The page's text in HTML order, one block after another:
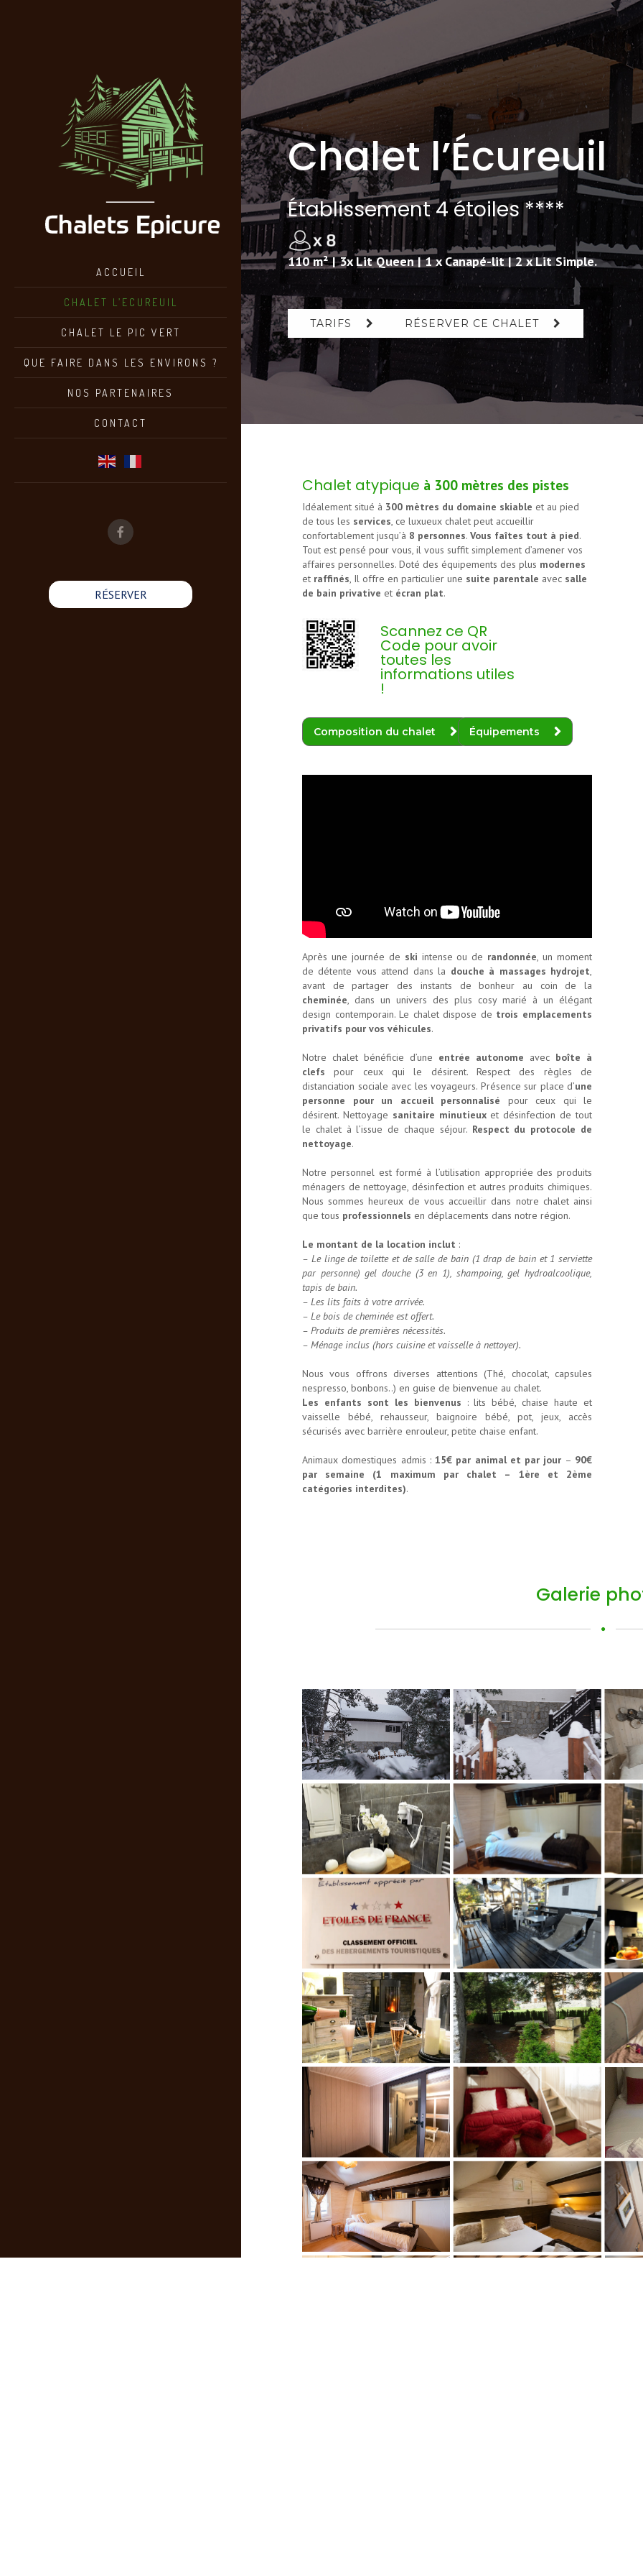
ACCUEIL
CHALET L’ECUREUIL
CHALET LE PIC VERT
QUE FAIRE DANS LES ENVIRONS ?
NOS PARTENAIRES
CONTACT
RÉSERVER
Chalet l’Écureuil
Établissement 4 étoiles ****
110 m² | 3x Lit Queen | 1 x Canapé-lit | 2 x Lit Simple.
TARIFS RÉSERVER CE CHALET
Chalet atypique à 300 mètres des pistes
Idéalement situé à 300 mètres du domaine skiable et au pied
de tous les services, ce luxueux chalet peut accueillir
confortablement jusqu’à 8 personnes. Vous faîtes tout à pied.
Tout est pensé pour vous, il vous suffit simplement d’amener vos
affaires personnelles. Doté des équipements des plus modernes
et raffinés, Il offre en particulier une suite parentale avec salle
de bain privative et écran plat.
Scannez ce QR
Code pour avoir
toutes les
informations utiles
!
Composition du chalet Équipements
Après une journée de ski intense ou de randonnée , un moment
de détente vous attend dans la douche à massages hydrojet
avant de partager des instants de bonheur au coin de la
cheminée , dans un univers des plus cosy marié à un élégant
design contemporain. Le chalet dispose de trois emplacements
privatifs pour vos véhicules.
Notre chalet bénéficie d’une entrée autonome avec boîte à
clefs pour ceux qui le désirent. Respect des règles de
distanciation sociale avec les voyageurs. Présence sur place d’une
personne pour un accueil personnalisé pour ceux qui le
désirent. Nettoyage sanitaire minutieuxet désinfection de tout
le chalet à l’issue de chaque séjour. Respect du protocole de
nettoyage.
Notre personnel est formé à l’utilisation appropriée des produits
ménagers de nettoyage, désinfection et autres produits chimiques.
Nous sommes heureux de vous accueillir dans notre chalet ainsi
que tous professionnels en déplacements dans notre région.
Le montant de la location inclut :
– Le linge de toilette et de salle de bain (1 drap de bain et 1 serviette
par personne) gel douche (3 en 1), shampoing, gel hydroalcoolique,
tapis de bain.
– Les lits faits à votre arrivée.
– Le bois de cheminée est offert.
– Produits de premières nécessités.
– Ménage inclus (hors cuisine et vaisselle à nettoyer).
Nous vous offrons diverses attentions (Thé, chocolat, capsules
nespresso, bonbons..) en guise de bienvenue au chalet.
Les enfants sont les bienvenus : lits bébé, chaise haute et
vaisselle bébé, rehausseur, baignoire bébé, pot, jeux, accès
sécurisés avec barrière enrouleur, petite chaise enfant.
Animaux domestiques admis :15€ par animal et par jour – 90€
par semaine (1 maximum par chalet – 1ère et 2ème
catégories interdites).
Galerie